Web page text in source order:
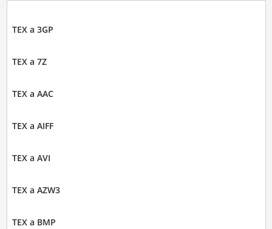
TEX a 3GP
TEX a 7Z
TEX a AAC
TEX a AIFF
TEX a AVI
TEX a AZW3
TEX a BMP